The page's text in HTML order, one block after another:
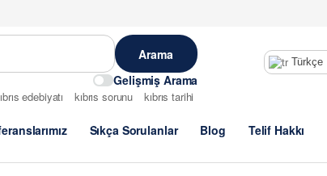
Türkçe
Gelişmiş Arama
edebiyatı kıbrıs sorunu kıbrıs tarihi
Sıkça Sorulanlar Blog Telif Hakkı